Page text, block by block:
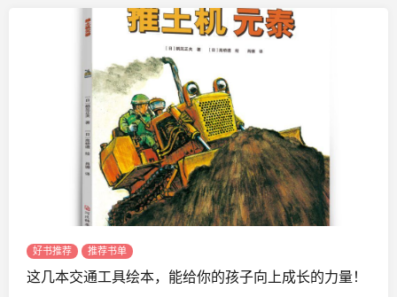
好书推荐 推荐书单
这几本交通工具绘本，能给你的孩子向上成长的力量！